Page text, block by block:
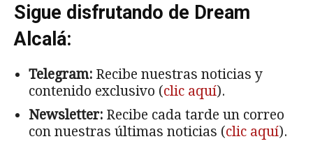
Sigue disfrutando de Dream
Alcalá:
Telegram: Recibe nuestras noticias y
contenido exclusivo (clic aquí).
Newsletter: Recibe cada tarde un correo
con nuestras últimas noticias (clic aquí).